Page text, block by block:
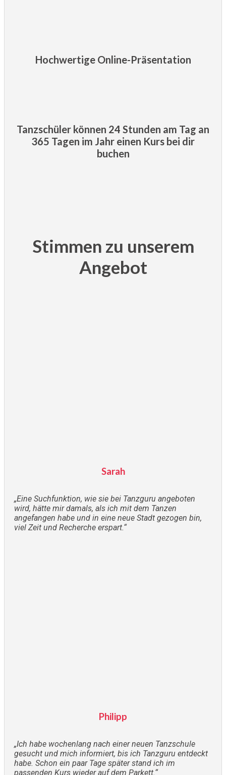
Hochwertige Online-Präsentation
Tanzschüler können 24 Stunden am Tag an
365 Tagen im Jahr einen Kurs bei dir
buchen
Stimmen zu unserem
Angebot
Sarah
„Eine Suchfunktion, wie sie bei Tanzguru angeboten
wird, hätte mir damals, als ich mit dem Tanzen
angefangen habe und in eine neue Stadt gezogen bin,
viel Zeit und Recherche erspart.“
Philipp
„Ich habe wochenlang nach einer neuen Tanzschule
gesucht und mich informiert, bis ich Tanzguru entdeckt
habe. Schon ein paar Tage später stand ich im
passenden Kurs wieder auf dem Parkett.“